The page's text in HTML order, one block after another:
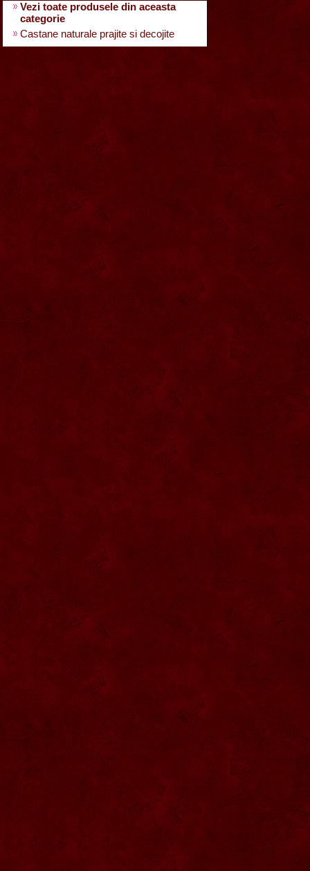
Vezi toate produsele din aceasta
categorie
Castane naturale prajite si decojite